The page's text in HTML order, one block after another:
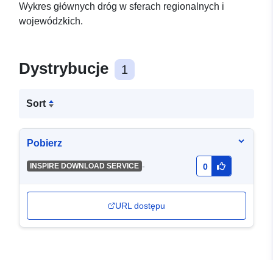
Wykres głównych dróg w sferach regionalnych i
wojewódzkich.
Dystrybucje 1
Sort
Pobierz
INSPIRE DOWNLOAD SERVICE - 0
URL dostępu